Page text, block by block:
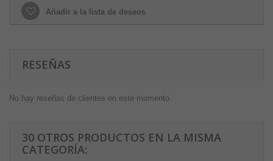
Añadir a la lista de deseos
RESEÑAS
No hay reseñas de clientes en este momento.
30 OTROS PRODUCTOS EN LA MISMA
CATEGORÍA: